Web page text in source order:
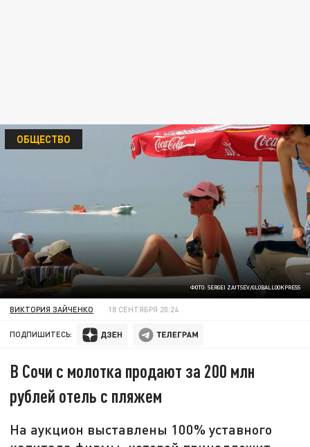
ФОТО: SERGEI ZAITSEV/GLOBALLOOKPRESS
ОБЩЕСТВО
ВИКТОРИЯ ЗАЙЧЕНКО 18 СЕНТЯБРЯ 20:24
ПОДПИШИТЕСЬ:
В Сочи с молотка продают за 200 млн
рублей отель с пляжем
На аукцион выставлены 100% уставного